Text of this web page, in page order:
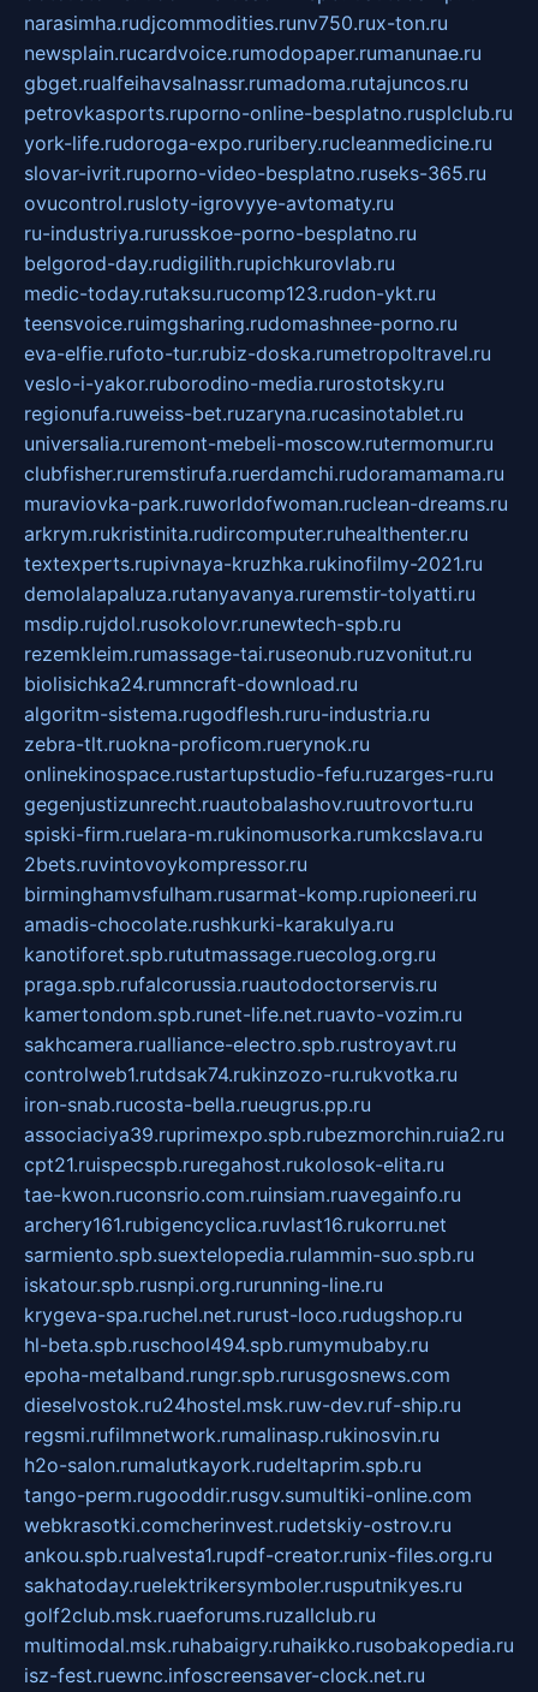
narasimha.rudjcommodities.runv750.rux-ton.ru
newsplain.rucardvoice.rumodopaper.rumanunae.ru
gbget.rualfeihavsalnassr.rumadoma.rutajuncos.ru
petrovkasports.ruporno-online-besplatno.rusplclub.ru
york-life.rudoroga-expo.ruribery.rucleanmedicine.ru
slovar-ivrit.ruporno-video-besplatno.ruseks-365.ru
ovucontrol.rusloty-igrovyye-avtomaty.ru
ru-industriya.rurusskoe-porno-besplatno.ru
belgorod-day.rudigilith.rupichkurovlab.ru
medic-today.rutaksu.rucomp123.rudon-ykt.ru
teensvoice.ruimgsharing.rudomashnee-porno.ru
eva-elfie.rufoto-tur.rubiz-doska.rumetropoltravel.ru
veslo-i-yakor.ruborodino-media.rurostotsky.ru
regionufa.ruweiss-bet.ruzaryna.rucasinotablet.ru
universalia.ruremont-mebeli-moscow.rutermomur.ru
clubfisher.ruremstirufa.ruerdamchi.rudoramamama.ru
muraviovka-park.ruworldofwoman.ruclean-dreams.ru
arkrym.rukristinita.rudircomputer.ruhealthenter.ru
textexperts.rupivnaya-kruzhka.rukinofilmy-2021.ru
demolalapaluza.rutanyavanya.ruremstir-tolyatti.ru
msdip.rujdol.rusokolovr.runewtech-spb.ru
rezemkleim.rumassage-tai.ruseonub.ruzvonitut.ru
biolisichka24.rumncraft-download.ru
algoritm-sistema.rugodflesh.ruru-industria.ru
zebra-tlt.ruokna-proficom.ruerynok.ru
onlinekinospace.rustartupstudio-fefu.ruzarges-ru.ru
gegenjustizunrecht.ruautobalashov.ruutrovortu.ru
spiski-firm.ruelara-m.rukinomusorka.rumkcslava.ru
2bets.ruvintovoykompressor.ru
birminghamvsfulham.rusarmat-komp.rupioneeri.ru
amadis-chocolate.rushkurki-karakulya.ru
kanotiforet.spb.rututmassage.ruecolog.org.ru
praga.spb.rufalcorussia.ruautodoctorservis.ru
kamertondom.spb.runet-life.net.ruavto-vozim.ru
sakhcamera.rualliance-electro.spb.rustroyavt.ru
controlweb1.rutdsak74.rukinzozo-ru.rukvotka.ru
iron-snab.rucosta-bella.rueugrus.pp.ru
associaciya39.ruprimexpo.spb.rubezmorchin.ruia2.ru
cpt21.ruispecspb.ruregahost.rukolosok-elita.ru
tae-kwon.ruconsrio.com.ruinsiam.ruavegainfo.ru
archery161.rubigencyclica.ruvlast16.rukorru.net
sarmiento.spb.suextelopedia.rulammin-suo.spb.ru
iskatour.spb.rusnpi.org.rurunning-line.ru
krygeva-spa.ruchel.net.rurust-loco.rudugshop.ru
hl-beta.spb.ruschool494.spb.rumymubaby.ru
epoha-metalband.rungr.spb.rurusgosnews.com
dieselvostok.ru24hostel.msk.ruw-dev.ruf-ship.ru
regsmi.rufilmnetwork.rumalinasp.rukinosvin.ru
h2o-salon.rumalutkayork.rudeltaprim.spb.ru
tango-perm.rugooddir.rusgv.sumultiki-online.com
webkrasotki.comcherinvest.rudetskiy-ostrov.ru
ankou.spb.rualvesta1.rupdf-creator.runix-files.org.ru
sakhatoday.ruelektrikersymboler.rusputnikyes.ru
golf2club.msk.ruaeforums.ruzallclub.ru
multimodal.msk.ruhabaigry.ruhaikko.rusobakopedia.ru
isz-fest.ruewnc.infoscreensaver-clock.net.ru